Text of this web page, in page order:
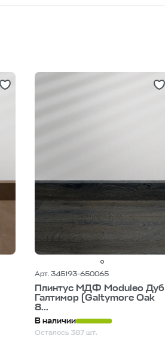
Арт. 345193-650065
Плинтус МДФ Moduleo Дуб
Галтимор (Galtymore Oak
8...
В наличии
Осталось 387 шт.